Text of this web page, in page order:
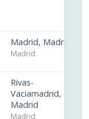
Madrid, Madrid
Madrid
Rivas-
Vaciamadrid,
Madrid
Madrid